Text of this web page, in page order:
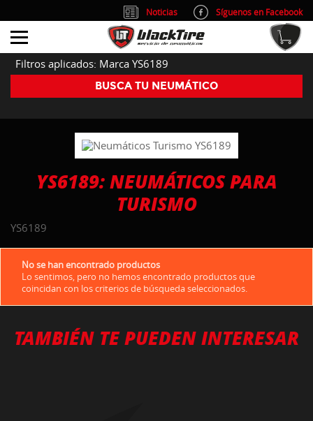
Filtros aplicados: Marca YS6189
BUSCA TU NEUMÁTICO
YS6189: NEUMÁTICOS PARA
TURISMO
YS6189
No se han encontrado productos
Lo sentimos, pero no hemos encontrado productos que
coincidan con los criterios de búsqueda seleccionados.
TAMBIÉN TE PUEDEN INTERESAR
Noticias
Síguenos en Facebook
info@blacktire.es
914 353 309
Atención al cliente: L/V 9:00-14:00 y 15:00-19:00